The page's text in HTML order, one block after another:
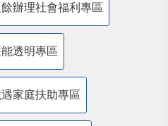
辦理社會福利專區
能透明專區
家庭扶助專區